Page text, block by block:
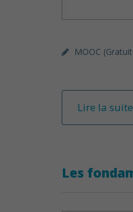
MOOC
Lire la suite
Les